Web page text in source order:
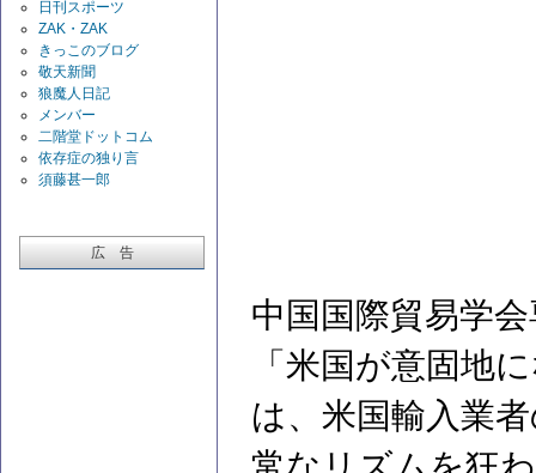
日刊スポーツ
ZAK・ZAK
きっこのブログ
敬天新聞
狼魔人日記
メンバー
二階堂ドットコム
依存症の独り言
須藤甚一郎
広 告
中国国際貿易学
「米国が意固地
は、米国輸入業